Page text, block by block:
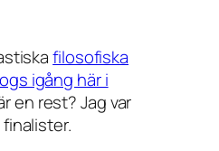
filosofiska
igång här i
en rest? Jag var